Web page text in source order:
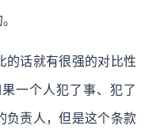
的话就有很强的对比性
一个人犯了事、犯了
负责人，但是这个条款